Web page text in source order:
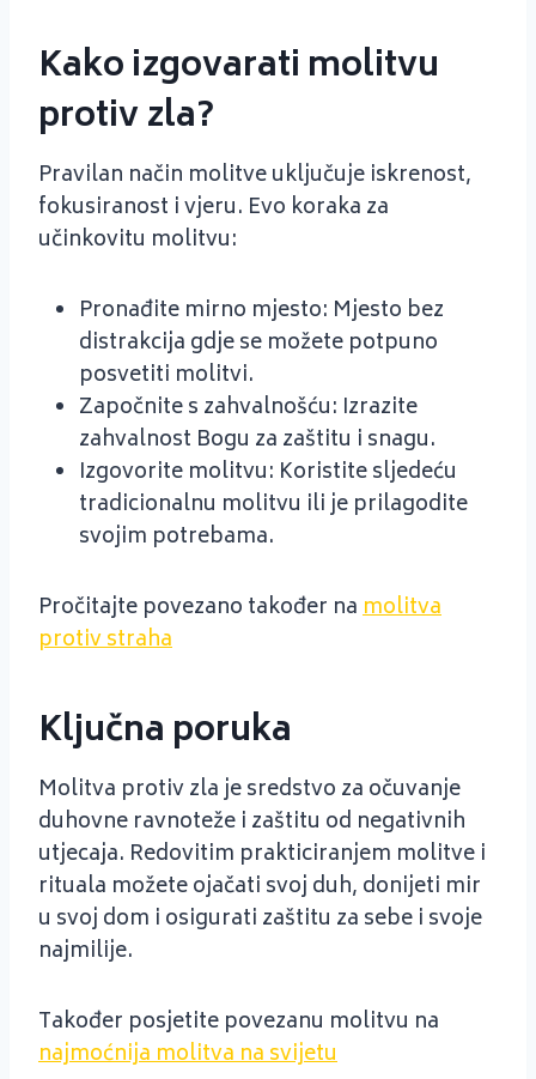
Kako izgovarati molitvu
protiv zla?
Pravilan način molitve uključuje iskrenost,
fokusiranost i vjeru. Evo koraka za
učinkovitu molitvu:
Pronađite mirno mjesto: Mjesto bez
distrakcija gdje se možete potpuno
posvetiti molitvi.
Započnite s zahvalnošću: Izrazite
zahvalnost Bogu za zaštitu i snagu.
Izgovorite molitvu: Koristite sljedeću
tradicionalnu molitvu ili je prilagodite
svojim potrebama.
Pročitajte povezano također namolitva
protiv straha
Ključna poruka
Molitva protiv zla je sredstvo za očuvanje
duhovne ravnoteže i zaštitu od negativnih
utjecaja. Redovitim prakticiranjem molitve i
rituala možete ojačati svoj duh, donijeti mir
u svoj dom i osigurati zaštitu za sebe i svoje
najmilije.
Također posjetite povezanu molitvu na
najmoćnija molitva na svijetu